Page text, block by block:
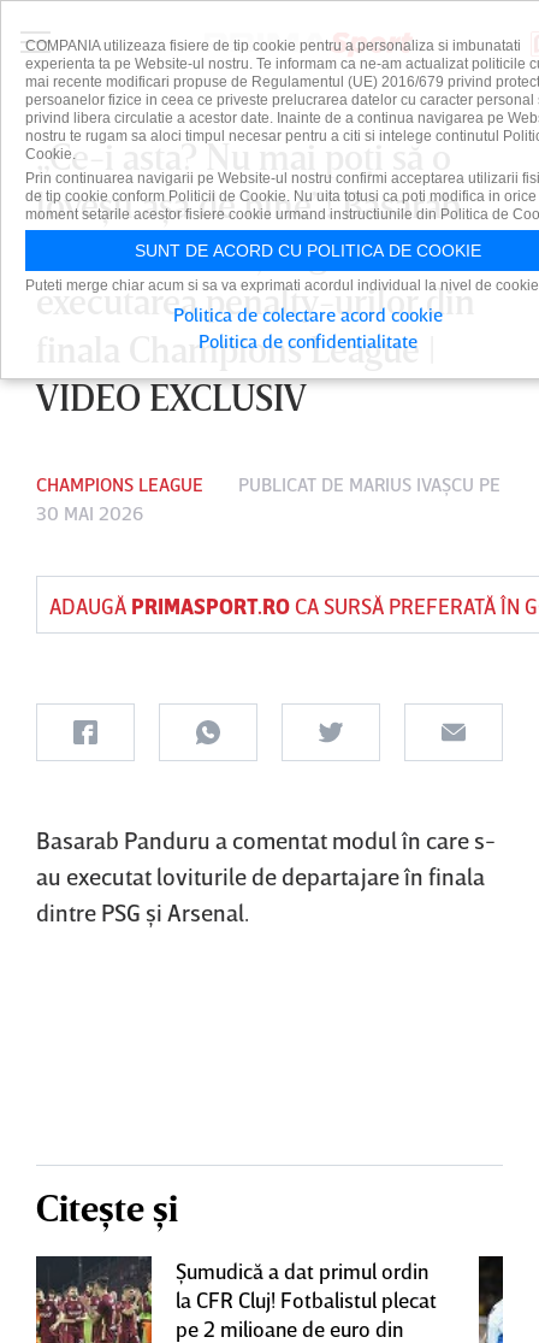
„Ce-i asta? Nu mai poţi să o
loveşti aşa de bine”! Basarab
Banduru nu înţelege
executarea penalty-urilor din
finala Champions League |
VIDEO EXCLUSIV
CHAMPIONS LEAGUE PUBLICAT DE MARIUS IVAŞCU PE
30 MAI 2026
ADAUGĂ PRIMASPORT.ROCA SURSĂ PREFERATĂ ÎN
Basarab Panduru a comentat modul în care s-
au executat loviturile de departajare în finala
dintre PSG şi Arsenal.
Citește și
Şumudică a dat primul ordin
la CFR Cluj! Fotbalistul plecat
pe 2 milioane de euro din
COMPANIA utilizeaza fisiere de tip cookie pentru a personaliza si imbunatati
experienta ta pe Website-ul nostru. Te informam ca ne-am actualizat politicile
mai recente modificari propuse de Regulamentul (UE) 2016/679 privind
persoanelor fizice in ceea ce priveste prelucrarea datelor cu caracter personal
privind libera circulatie a acestor date. Inainte de a continua navigarea pe
nostru te rugam sa aloci timpul necesar pentru a citi si intelege continutul
Cookie.
Prin continuarea navigarii pe Website-ul nostru confirmi acceptarea utilizarii
de tip cookie conform Politicii de Cookie. Nu uita totusi ca poti modifica in orice
moment setarile acestor fisiere cookie urmand instructiunile din Politica de
SUNT DE ACORD CU POLITICA DE COOKIE
Puteti merge chiar acum si sa va exprimati acordul individual la nivel de
Politica de colectare acord cookie
Politica de confidentialitate